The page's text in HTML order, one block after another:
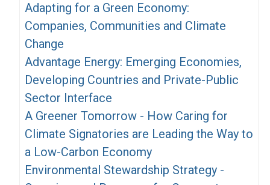
Adapting for a Green Economy:
Companies, Communities and Climate
Change
Advantage Energy: Emerging Economies,
Developing Countries and Private-Public
Sector Interface
A Greener Tomorrow - How Caring for
Climate Signatories are Leading the Way to
a Low-Carbon Economy
Environmental Stewardship Strategy -